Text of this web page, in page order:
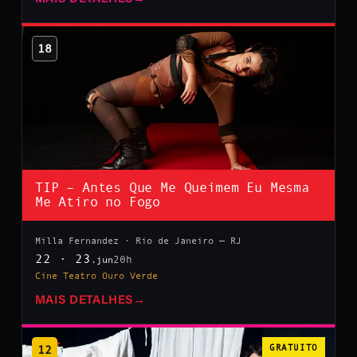
18
TIP – Antes Que Me Queimem Eu Mesma
Me Atiro no Fogo
Milla Fernandez · Rio de Janeiro — RJ
22 · 23 .jun20h
Cine Teatro Ouro Verde
MAIS DETALHES →
12 GRATUITO